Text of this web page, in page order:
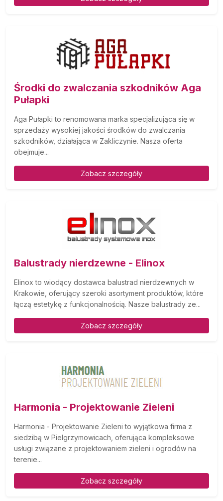
Środki do zwalczania szkodników Aga
Pułapki
Aga Pułapki to renomowana marka specjalizująca się w
sprzedaży wysokiej jakości środków do zwalczania
szkodników, działająca w Zakliczynie. Nasza oferta
obejmuje...
Zobacz szczegóły
Balustrady nierdzewne - Elinox
Elinox to wiodący dostawca balustrad nierdzewnych w
Krakowie, oferujący szeroki asortyment produktów, które
łączą estetykę z funkcjonalnością. Nasze balustrady ze...
Zobacz szczegóły
Harmonia - Projektowanie Zieleni
Harmonia - Projektowanie Zieleni to wyjątkowa firma z
siedzibą w Pielgrzymowicach, oferująca kompleksowe
usługi związane z projektowaniem zieleni i ogrodów na
terenie...
Zobacz szczegóły